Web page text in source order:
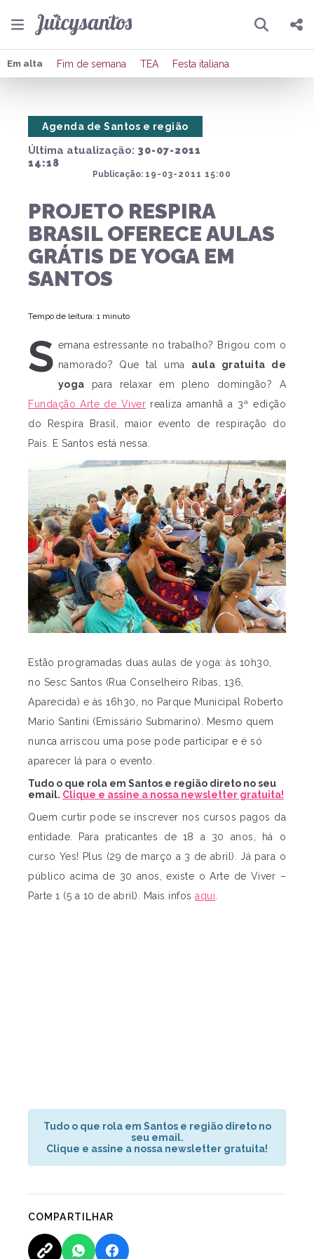
Pesquisar
Compartilhar
Em alta Fim de semana TEA Festa italiana
Última atualização: 30-07-2011
14:18
Publicação: 19-03-2011 15:00
Agenda de Santos e região
PROJETO RESPIRA
BRASIL OFERECE AULAS
GRÁTIS DE YOGA EM
SANTOS
Tempo de leitura: 1 minuto
S emana estressante no trabalho? Brigou com o
namorado? Que tal uma aula gratuita de
yoga para relaxar em pleno domingão? A
Fundação Arte de Viver realiza amanhã a 3ª edição
do Respira Brasil, maior evento de respiração do
País. E Santos está nessa.
Estão programadas duas aulas de yoga: às 10h30,
no Sesc Santos (Rua Conselheiro Ribas, 136,
Aparecida) e às 16h30, no Parque Municipal Roberto
Mario Santini (Emissário Submarino). Mesmo quem
nunca arriscou uma pose pode participar e é só
aparecer lá para o evento.
Tudo o que rola em Santos e região direto no seu
email. Clique e assine a nossa newsletter gratuita!
Quem curtir pode se inscrever nos cursos pagos da
entidade. Para praticantes de 18 a 30 anos, há o
curso Yes! Plus (29 de março a 3 de abril). Já para o
público acima de 30 anos, existe o Arte de Viver –
Parte 1 (5 a 10 de abril). Mais infos aqui.
Tudo o que rola em Santos e região direto no
seu email.
Clique e assine a nossa newsletter gratuita!
COMPARTILHAR